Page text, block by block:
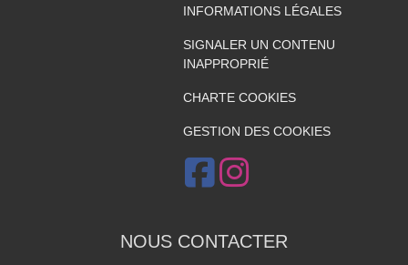
INFORMATIONS LÉGALES
SIGNALER UN CONTENU
INAPPROPRIÉ
CHARTE COOKIES
GESTION DES COOKIES
NOUS CONTACTER